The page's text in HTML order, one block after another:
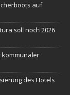
auf
soll noch 2026
kommunaler
des Hotels